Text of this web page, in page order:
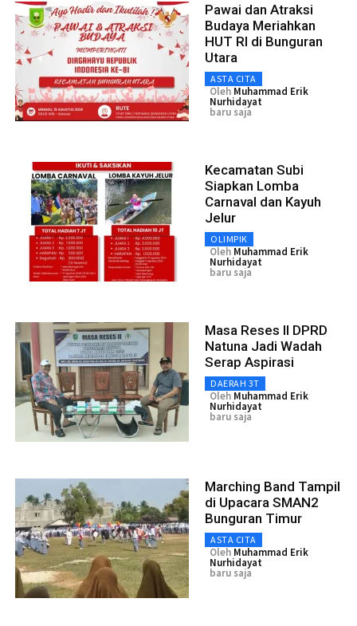
Pawai dan Atraksi
Budaya Meriahkan
HUT RI di Bunguran
Utara
ASTA CITA
Oleh Muhammad Erik
Nurhidayat
baru saja
Kecamatan Subi
Siapkan Lomba
Carnaval dan Kayuh
Jelur
OLIMPIK
Oleh Muhammad Erik
Nurhidayat
baru saja
Masa Reses II DPRD
Natuna Jadi Wadah
Serap Aspirasi
DAERAH 3T
Oleh Muhammad Erik
Nurhidayat
baru saja
Marching Band Tampil
di Upacara SMAN2
Bunguran Timur
ASTA CITA
Oleh Muhammad Erik
Nurhidayat
baru saja